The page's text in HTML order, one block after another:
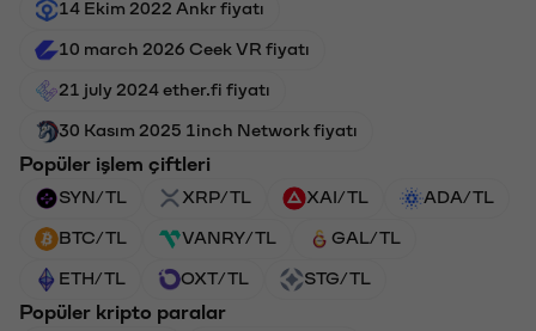
14 Ekim 2022 Ankr fiyatı
10 march 2026 Ceek VR fiyatı
21 july 2024 ether.fi fiyatı
30 Kasım 2025 1inch Network fiyatı
Popüler işlem çiftleri
SYN/TL XRP/TL XAI/TL ADA/TL
BTC/TL VANRY/TL GAL/TL
ETH/TL OXT/TL STG/TL
Popüler kripto paralar